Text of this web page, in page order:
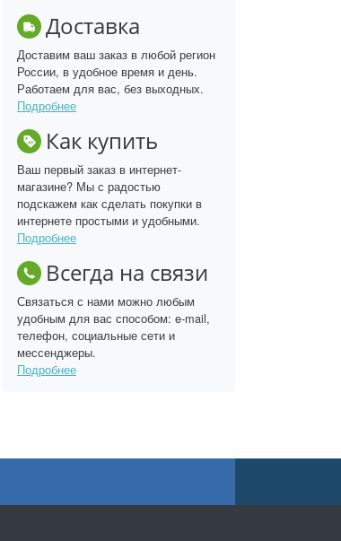
Доставка
Доставим ваш заказ в любой регион
России, в удобное время и день.
Работаем для вас, без выходных.
Подробнее
Как купить
Ваш первый заказ в интернет-
магазине? Мы с радостью
подскажем как сделать покупки в
интернете простыми и удобными.
Подробнее
Всегда на связи
Связаться с нами можно любым
удобным для вас способом: e-mail,
телефон, социальные сети и
мессенджеры.
Подробнее